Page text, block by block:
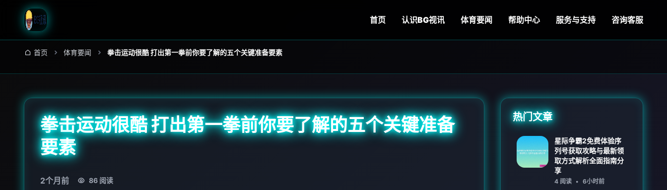
首页 认识BG视讯 体育要闻 帮助中心 服务与支持 咨询客服
首页 体育要闻 拳击运动很酷 打出第一拳前你要了解的五个关键准备要素
拳击运动很酷 打出第一拳前你要了解的五个关键准备
要素
2个月前 86 阅读
热门文章
星际争霸2免费体验序
列号获取攻略与最新领
取方式解析全面指南分
享
4 阅读 • 6小时前